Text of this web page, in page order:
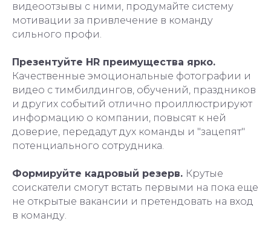
видеоотзывы с ними, продумайте систему
мотивации за привлечение в команду
сильного профи.
Презентуйте HR преимущества ярко.
Качественные эмоциональные фотографии и
видео с тимбилдингов, обучений, праздников
и других событий отлично проиллюстрируют
информацию о компании, повысят к ней
доверие, передадут дух команды и "зацепят"
потенциального сотрудника.
Формируйте кадровый резерв. Крутые
соискатели смогут встать первыми на пока еще
не открытые вакансии и претендовать на вход
в команду.